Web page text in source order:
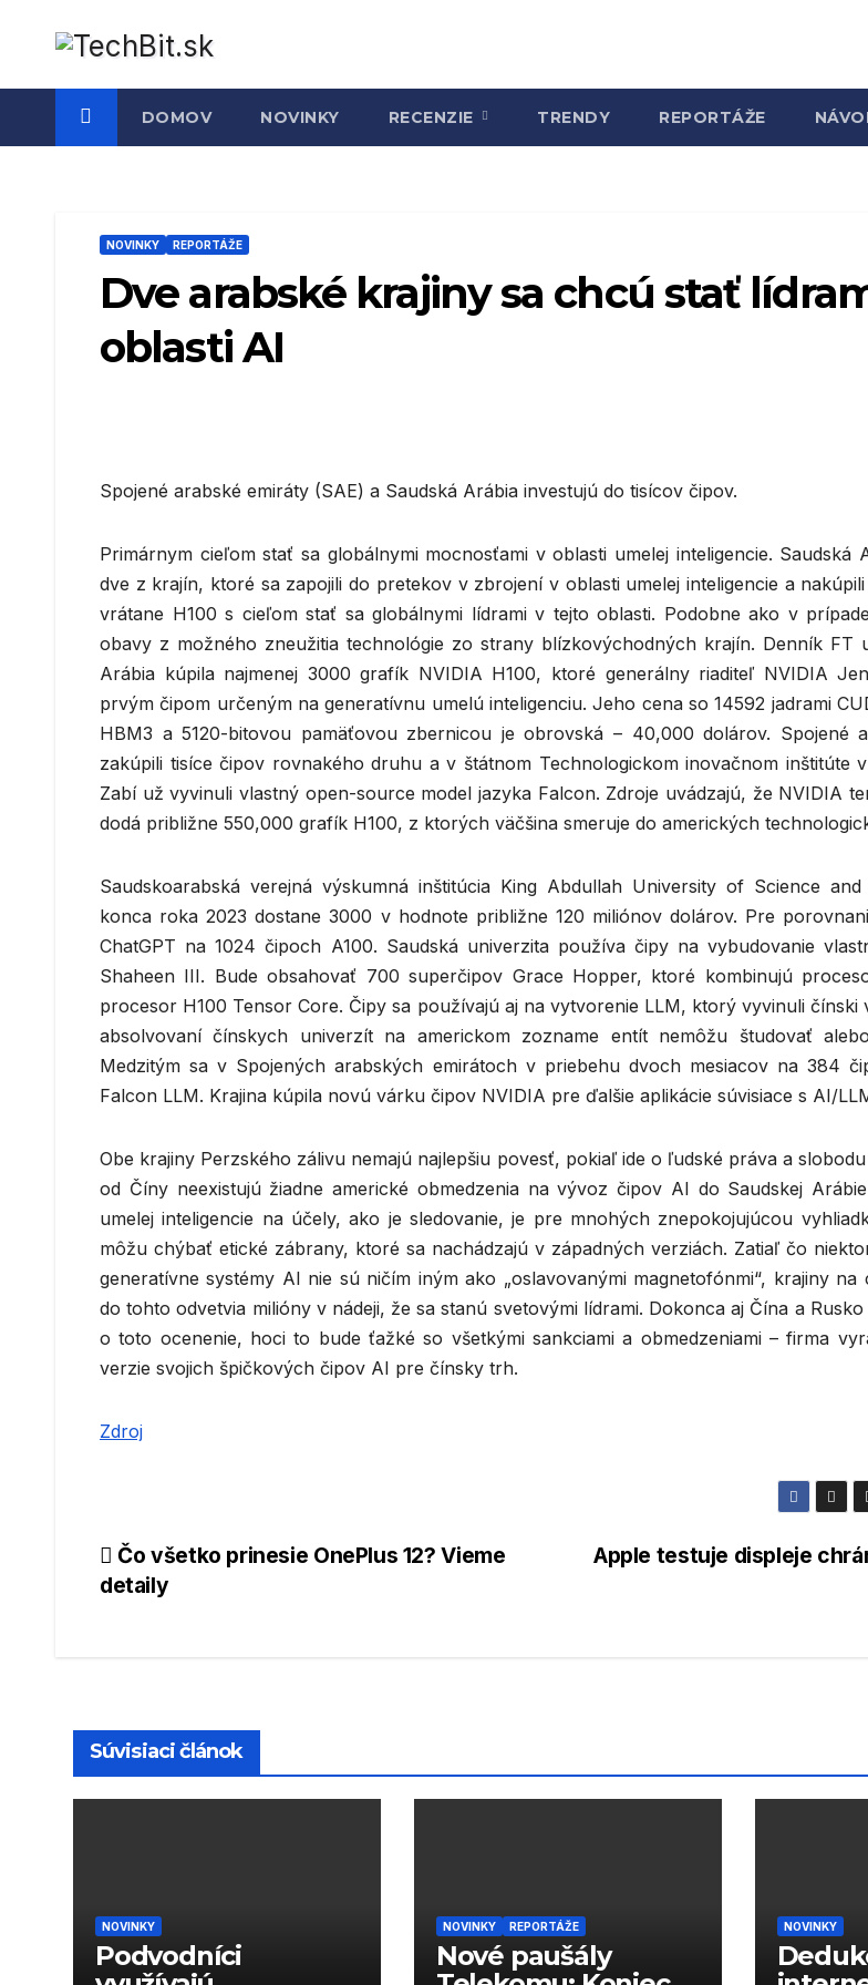
DOMOV NOVINKY RECENZIE TRENDY REPORTÁŽE
NOVINKY REPORTÁŽE
Dve arabské krajiny sa chcú stať
oblasti AI
Spojené arabské emiráty (SAE) a Saudská Arábia investujú do tisícov čipov.
Primárnym cieľom stať sa globálnymi mocnosťami v oblasti umelej inteligencie. Saudská
dve z krajín, ktoré sa zapojili do pretekov v zbrojení v oblasti umelej inteligencie a
vrátane H100 s cieľom stať sa globálnymi lídrami v tejto oblasti. Podobne ako v
obavy z možného zneužitia technológie zo strany blízkovýchodných krajín. Denník FT
Arábia kúpila najmenej 3000 grafík NVIDIA H100, ktoré generálny riaditeľ NVIDIA
prvým čipom určeným na generatívnu umelú inteligenciu. Jeho cena so 14592 jadrami
HBM3 a 5120-bitovou pamäťovou zbernicou je obrovská – 40,000 dolárov. Spojené
zakúpili tisíce čipov rovnakého druhu a v štátnom Technologickom inovačnom inštitúte
Zabí už vyvinuli vlastný open-source model jazyka Falcon. Zdroje uvádzajú, že NVIDIA
dodá približne 550,000 grafík H100, z ktorých väčšina smeruje do amerických
Saudskoarabská verejná výskumná inštitúcia King Abdullah University of Science
konca roka 2023 dostane 3000 v hodnote približne 120 miliónov dolárov. Pre
ChatGPT na 1024 čipoch A100. Saudská univerzita používa čipy na vybudovanie
Shaheen III. Bude obsahovať 700 superčipov Grace Hopper, ktoré kombinujú
procesor H100 Tensor Core. Čipy sa používajú aj na vytvorenie LLM, ktorý vyvinuli
absolvovaní čínskych univerzít na americkom zozname entít nemôžu študovať
Medzitým sa v Spojených arabských emirátoch v priebehu dvoch mesiacov na 384
Falcon LLM. Krajina kúpila novú várku čipov NVIDIA pre ďalšie aplikácie súvisiace s AI/
Obe krajiny Perzského zálivu nemajú najlepšiu povesť, pokiaľ ide o ľudské práva a
od Číny neexistujú žiadne americké obmedzenia na vývoz čipov AI do Saudskej
umelej inteligencie na účely, ako je sledovanie, je pre mnohých znepokojujúcou
môžu chýbať etické zábrany, ktoré sa nachádzajú v západných verziách. Zatiaľ čo
generatívne systémy AI nie sú ničím iným ako „oslavovanými magnetofónmi“, krajiny na
do tohto odvetvia milióny v nádeji, že sa stanú svetovými lídrami. Dokonca aj Čína a
o toto ocenenie, hoci to bude ťažké so všetkými sankciami a obmedzeniami – firma
verzie svojich špičkových čipov AI pre čínsky trh.
Zdroj
Navigácia
Apple testuje displeje
Čo všetko prinesie OnePlus 12? Vieme
detaily
Súvisiaci článok
NOVINKY
Podvodníci
NOVINKY REPORTÁŽE
Nové paušály
NOVINKY